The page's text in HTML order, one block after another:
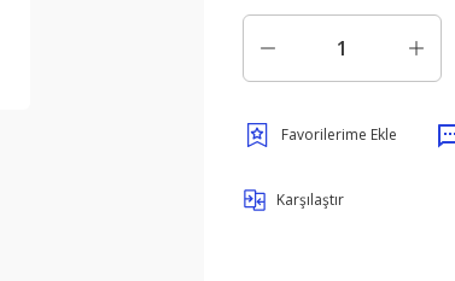
Karşılaştır